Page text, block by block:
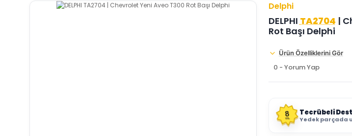
Delphi
DELPHITA2704 |
Rot Başı Delphi
Ürün Özelliklerini Gör
0 - Yorum Yap
8
YIL
Tecrübeli
Yedek parçada